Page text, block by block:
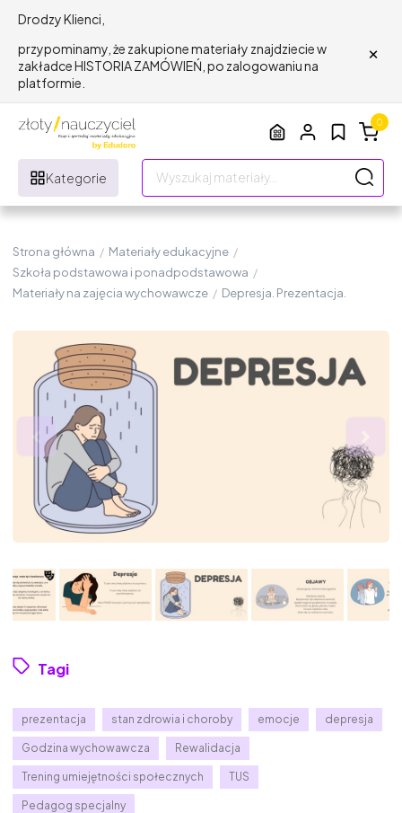
Drodzy Klienci,
przypominamy, że zakupione materiały znajdziecie w
zakładce HISTORIA ZAMÓWIEŃ, po zalogowaniu na
platformie.
×
Kategorie
0
Strona główna / Materiały edukacyjne /
Szkoła podstawowa i ponadpodstawowa /
Materiały na zajęcia wychowawcze / Depresja. Prezentacja.
Tagi
prezentacja stan zdrowia i choroby emocje depresja
Godzina wychowawcza Rewalidacja
Trening umiejętności społecznych TUS
Pedagog specjalny